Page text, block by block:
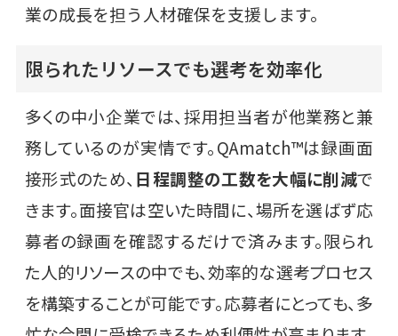
業の成長を担う人材確保を支援します。
限られたリソースでも選考を効率化
多くの中小企業では、採用担当者が他業務と兼
務しているのが実情です。QAmatch™は録画面
接形式のため、 日程調整の工数を大幅に削減で
きます。面接官は空いた時間に、場所を選ばず応
募者の録画を確認するだけで済みます。限られ
た人的リソースの中でも、効率的な選考プロセス
を構築することが可能です。応募者にとっても、多